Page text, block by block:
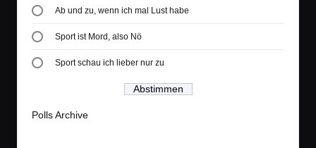
Ab und zu, wenn ich mal Lust habe
Sport ist Mord, also Nö
Sport schau ich lieber nur zu
Polls Archive